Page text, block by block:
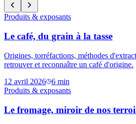
Produits & exposants
Le café, du grain à la tasse
Origines, torréfactions, méthodes
retrouver et reconnaître un café d'origine.
12 avril 2026
6 min
Produits & exposants
Le fromage, miroir de nos